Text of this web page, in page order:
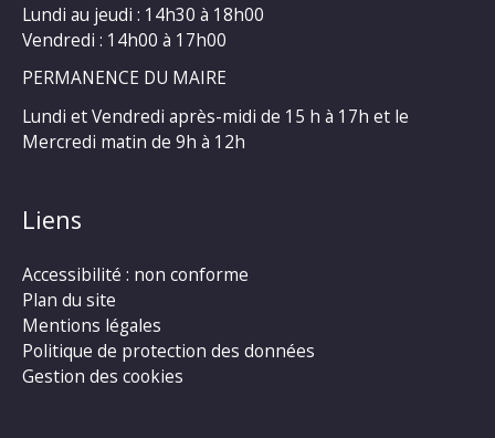
Lundi au jeudi : 14h30 à 18h00
Vendredi : 14h00 à 17h00
PERMANENCE DU MAIRE
Lundi et Vendredi après-midi de 15 h à 17h et le
Mercredi matin de 9h à 12h
Liens
Accessibilité : non conforme
Plan du site
Mentions légales
Politique de protection des données
Gestion des cookies